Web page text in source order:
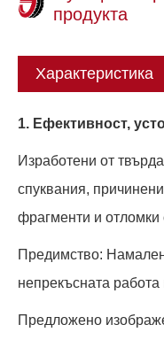
продукта
Характеристика
1. Ефективност,
Изработени от
спуквания,
фрагменти и отломки
Предимство:
непрекъсната работа
Предложено